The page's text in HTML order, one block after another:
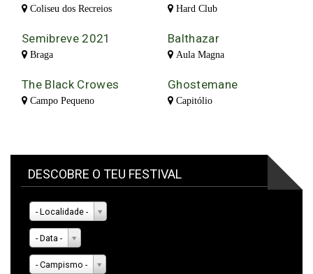
Coliseu dos Recreios Hard Club
Semibreve 2021
Braga
Balthazar
Aula Magna
The Black Crowes
Campo Pequeno
Ghostemane
Capitólio
DESCOBRE O TEU FESTIVAL
- Localidade -
- Data -
- Campismo -